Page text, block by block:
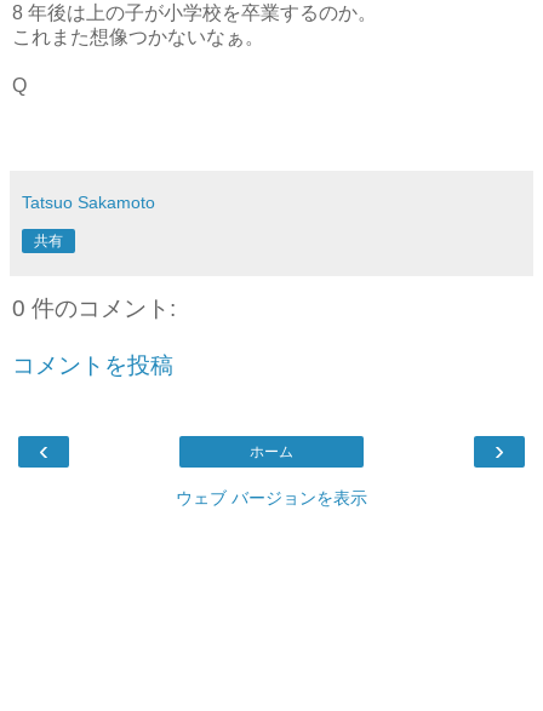
8 年後は上の子が小学校を卒業するのか。
これまた想像つかないなぁ。
Q
Tatsuo Sakamoto
共有
0 件のコメント:
コメントを投稿
‹ ›
ホーム
ウェブ バージョンを表示